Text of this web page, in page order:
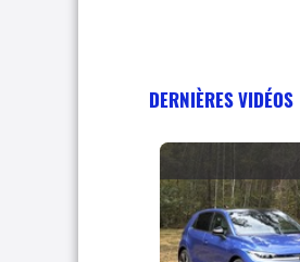
DERNIÈRES VIDÉOS